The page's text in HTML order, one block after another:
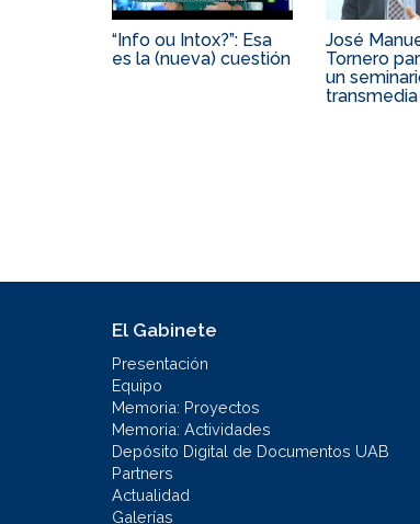
“Info ou Intox?”: Esa
es la (nueva) cuestión
José
Tornero
un
transmedia
El Gabinete
Presentación
Equipo
Memoria: Proyectos
Memoria: Actividades
Depósito Digital de Documentos UAB
Partners
Actualidad
Galerías